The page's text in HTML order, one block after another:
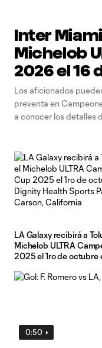
Inter
Michelob
2026 el 16
Stadium
Los aficionados
preventa en
a conocer los detalles
LA Galaxy recibirá a
Michelob ULTRA
2025 el 1ro de octubre
Carson, California
0:50